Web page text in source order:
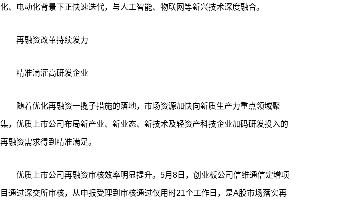
化、电动化背景下正快速迭代，与人工智能、物联网等新兴技术深度融合。
再融资改革持续发力
精准滴灌高研发企业
随着优化再融资一揽子措施的落地，市场资源加快向新质生产力重点领域聚
集，优质上市公司布局新产业、新业态、新技术及轻资产科技企业加码研发投入的
再融资需求得到精准满足。
优质上市公司再融资审核效率明显提升。5月8日，创业板公司信维通信定增项
目通过深交所审核，从申报受理到审核通过仅用时21个工作日，是A股市场落实再